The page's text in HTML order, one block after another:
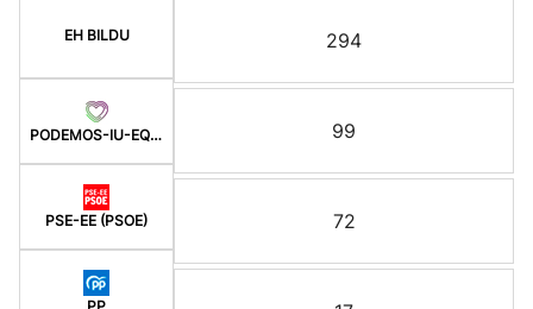
EH BILDU
PODEMOS-IU-EQUO BERD
PSE-EE (PSOE)
PP
294
99
72